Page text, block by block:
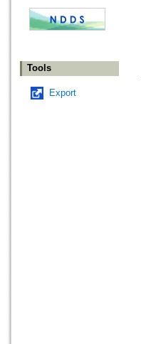
Tools
Export